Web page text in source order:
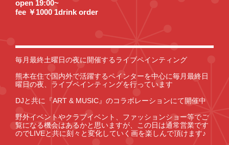
open 19:00~
fee ￥1000 1drink order
毎月最終土曜日の夜に開催するライブペインティング
熊本在住で国内外で活躍するペインターを中心に毎月最終日
曜日の夜、ライブペインティングを行っています
DJと共に『ART & MUSIC』のコラボレーションにて開催中
野外イベントやクラブイベント、ファッションショー等でご
覧になる機会はあるかと思いますが、この日は通常営業です
のでLIVEと共に刻々と変化していく画を楽しんで頂けます♪